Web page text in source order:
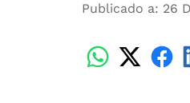
Publicado a: 26